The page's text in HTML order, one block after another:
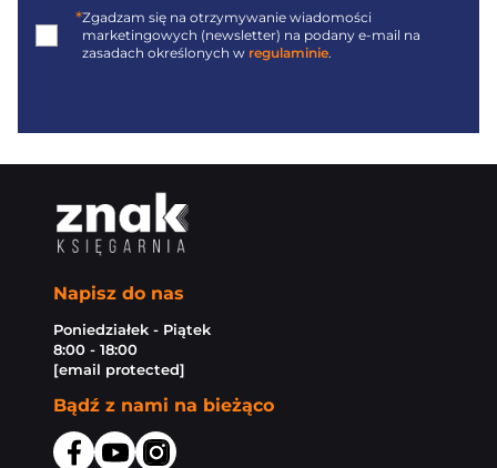
*Zgadzam się na otrzymywanie wiadomości
marketingowych (newsletter) na podany e-mail na
zasadach określonych w regulaminie.
Napisz do nas
Poniedziałek - Piątek
8:00 - 18:00
[email protected]
Bądź z nami na bieżąco